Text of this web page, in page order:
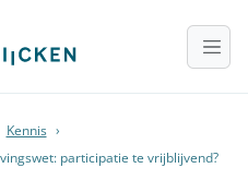
Kennis ›
participatie te vrijblijvend?